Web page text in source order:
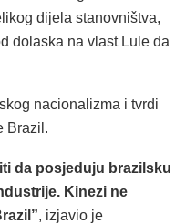
dijela stanovništva,
dolaska na vlast Lule da
nacionalizma i tvrdi
Brazil.
da posjeduju brazilsku
Kinezi ne
, izjavio je